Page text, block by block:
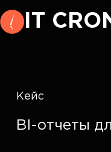
IT
Кейс
BI-отчеты